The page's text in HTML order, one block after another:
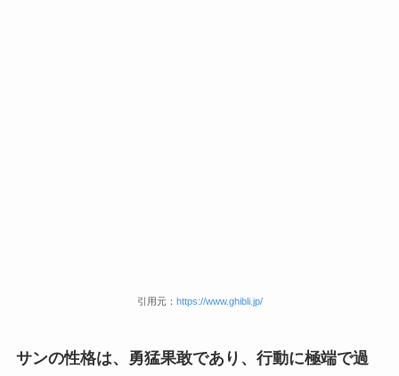
引用元： https://www.ghibli.jp/
サンの性格は、勇猛果敢であり、行動に極端で過